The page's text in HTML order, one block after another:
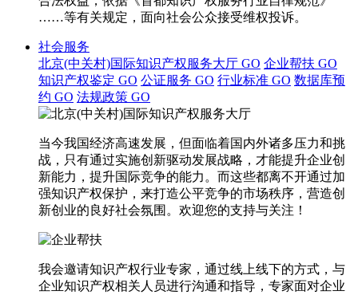
……等有关规定，面向社会公众接受维权投诉。
社会服务
北京(中关村)国际知识产权服务大厅 GO 企业帮扶 GO
知识产权鉴定 GO 公证服务 GO 行业标准 GO 数据库预
约 GO 法规政策 GO
当今我国经济高速发展，但面临着国内外诸多压力和挑
战，只有通过实施创新驱动发展战略，才能提升企业创
新能力，提升国际竞争的能力。而这些都离不开通过加
强知识产权保护，来打造公平竞争的市场秩序，营造创
新创业的良好社会氛围。欢迎您的支持与关注！
我会邀请知识产权行业专家，通过线上线下的方式，与
企业知识产权相关人员进行沟通和指导，专家面对企业